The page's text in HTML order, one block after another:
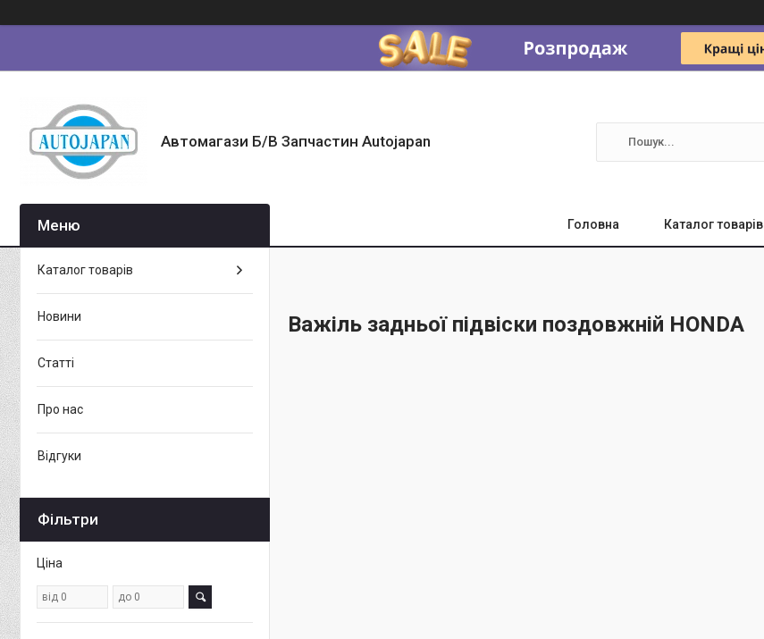
Автомагази Б/В Запчастин Autojapan
Головна Каталог товарів
Важіль задньої підвіски поздовжній HONDA
Каталог товарів
Новини
Статті
Про нас
Відгуки
Фільтри
Ціна